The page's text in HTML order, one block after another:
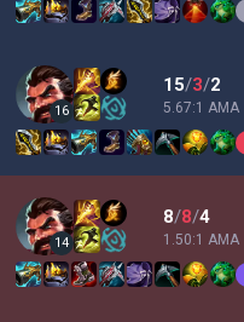
16
15/3/2
5.67:1 AMA
14
8/8/4
1.50:1 AMA